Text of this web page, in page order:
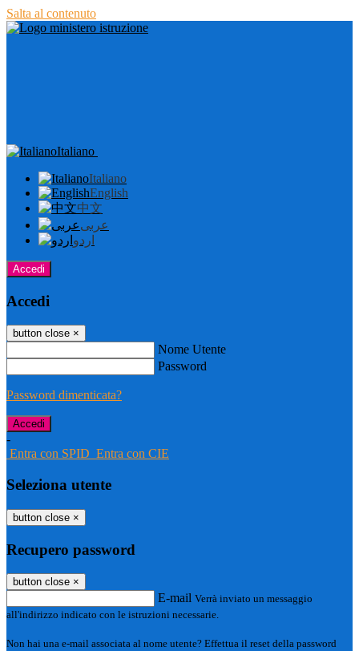
Salta al contenuto
Italiano
Italiano
English
中文
عربى
اردو
Accedi
Accedi
button close ×
Nome Utente
Password
Password dimenticata?
-
Entra con SPID Entra con CIE
Seleziona utente
button close ×
Recupero password
button close ×
E-mail Verrà inviato un messaggio
all'indirizzo indicato con le istruzioni necessarie.
Non hai una e-mail associata al nome utente? Effettua il reset della password